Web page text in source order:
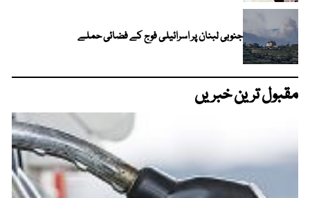
جنوبی لبنان پر اسرائیلی فوج کے فضائی حملے
مقبول ترین خبریں